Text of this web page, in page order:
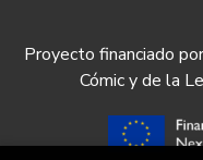
Proyecto financiado
Cómic y de la